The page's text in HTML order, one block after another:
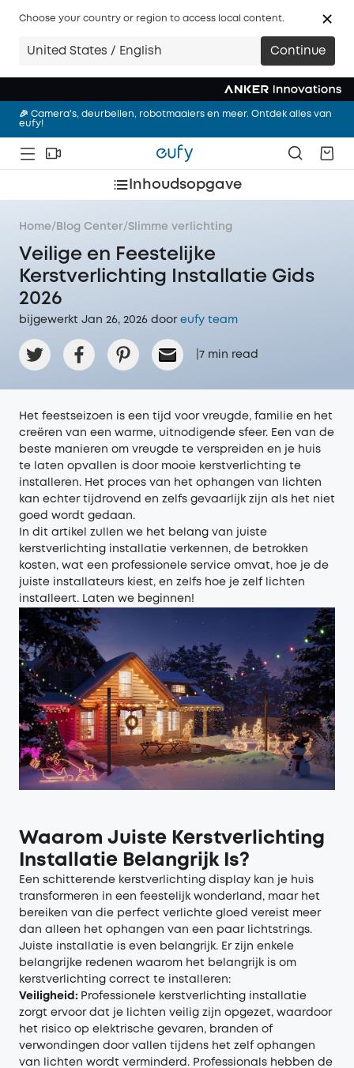
Choose your country or region to access local content.
United States / English Continue
🎉 Slimmer wonen met eufy. Ontdek vandaag het complete
assortiment.
🎉 Camera's, deurbellen, robotmaaiers en meer. Ontdek alles van
eufy!
🎉 Slimmer wonen met eufy. Ontdek vandaag het complete
assortiment.
🎉 Nieuw! eufy Robotstofzuiger Omni S2，Shop nu!
Inhoudsopgave
Home/ Blog Center/Slimme verlichting
Veilige en Feestelijke
Kerstverlichting Installatie Gids
2026
bijgewerkt Jan 26, 2026 door‌ eufy team
7 min read
Het feestseizoen is een tijd voor vreugde, familie en het
creëren van een warme, uitnodigende sfeer. Een van de
beste manieren om vreugde te verspreiden en je huis
te laten opvallen is door mooie kerstverlichting te
installeren. Het proces van het ophangen van lichten
kan echter tijdrovend en zelfs gevaarlijk zijn als het niet
goed wordt gedaan.
In dit artikel zullen we het belang van juiste
kerstverlichting installatie verkennen, de betrokken
kosten, wat een professionele service omvat, hoe je de
juiste installateurs kiest, en zelfs hoe je zelf lichten
installeert. Laten we beginnen!
Waarom Juiste Kerstverlichting
Installatie Belangrijk Is?
Een schitterende kerstverlichting display kan je huis
transformeren in een feestelijk wonderland, maar het
bereiken van die perfect verlichte gloed vereist meer
dan alleen het ophangen van een paar lichtstrings.
Juiste installatie is even belangrijk. Er zijn enkele
belangrijke redenen waarom het belangrijk is om
kerstverlichting correct te installeren:
Veiligheid: Professionele kerstverlichting installatie
zorgt ervoor dat je lichten veilig zijn opgezet, waardoor
het risico op elektrische gevaren, branden of
verwondingen door vallen tijdens het zelf ophangen
van lichten wordt verminderd. Professionals hebben de